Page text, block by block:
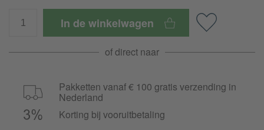
In de winkelwagen
of direct naar
Pakketten vanaf € 100 gratis verzending in
Nederland
Korting bij vooruitbetaling